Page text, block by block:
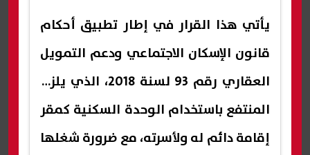
يأتي هذا القرار في إطار تطبيق أحكام
قانون الإسكان الاجتماعي ودعم التمويل
العقاري رقم 93 لسنة 2018، الذي يلزم
المنتفع باستخدام الوحدة السكنية كمقر
إقامة دائم له ولأسرته، مع ضرورة شغلها